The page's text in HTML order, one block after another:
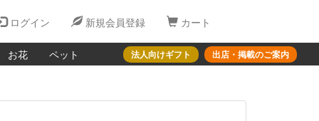
ログイン 新規会員登録 カート
お花 ペット 法人向けギフト 出店・掲載のご案内